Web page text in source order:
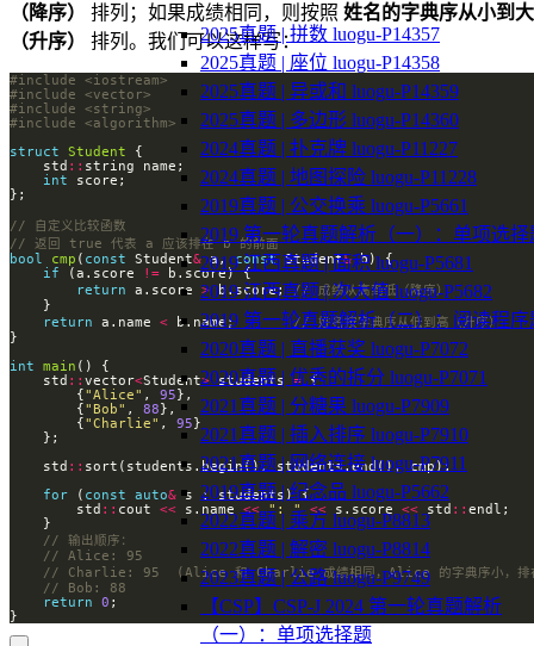
2025真题 | 拼数 luogu-P14357
2025真题 | 座位 luogu-P14358
2025真题 | 异或和 luogu-P14359
2025真题 | 多边形 luogu-P14360
2024真题 | 扑克牌 luogu-P11227
2024真题 | 地图探险 luogu-P11228
2019真题 | 公交换乘 luogu-P5661
2019 第一轮真题解析（一）：单项选择
2019 江西真题 | 面积 luogu-P5681
2019 江西真题 | 次大值 luogu-P5682
2019 第一轮真题解析（二）：阅读程序
2020真题 | 直播获奖 luogu-P7072
2020真题 | 优秀的拆分 luogu-P7071
2021真题 | 分糖果 luogu-P7909
2021真题 | 插入排序 luogu-P7910
2021真题 | 网络连接 luogu-P7911
2019真题 | 纪念品 luogu-P5662
2022真题 | 乘方 luogu-P8813
2022真题 | 解密 luogu-P8814
2023真题 | 公路 luogu-P9749
【CSP】CSP-J 2024 第一轮真题解析
（一）：单项选择题
（降序）
排列；如果成绩相同，则按照 姓名的字典序从小到大
（升序）
排列。我们可以这样写：
#include
<iostream>
#include
<vector>
#include
<string>
#include
<algorithm>
struct
Student
    std
::
int
bool
cmp ( const Student& a, const Student&
if (a.score !=
return a.score > b.score;
return a.name < b.name;
int
main
    std
:: vector<Student> students =
        {
"Alice" , 95
        {
"Bob" , 88
        {
"Charlie" , 95
    std
::
for ( const auto&
        std
:: cout << s.name << ": " << s.score << std ::
return
0
}